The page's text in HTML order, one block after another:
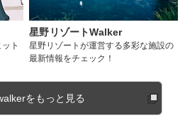
ト
星野リゾートWalker
星野リゾートが運営する多彩な施設の
最新情報をチェック！
をもっと見る